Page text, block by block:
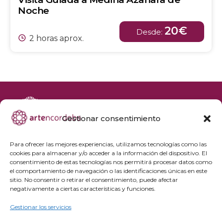
Gestionar consentimiento
Para ofrecer las mejores experiencias, utilizamos tecnologías como las
cookies para almacenar y/o acceder a la información del dispositivo. El
consentimiento de estas tecnologías nos permitirá procesar datos como
el comportamiento de navegación o las identificaciones únicas en este
sitio. No consentir o retirar el consentimiento, puede afectar
negativamente a ciertas características y funciones.
Gestionar los servicios
Noche
2 horas aprox.
Desde: 20€
Agenda cultural
Preguntas frecuentes
Grupos privados